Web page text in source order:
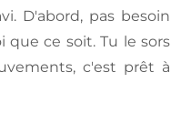
D'abord, pas besoin
ce soit. Tu le sors
c'est prêt à